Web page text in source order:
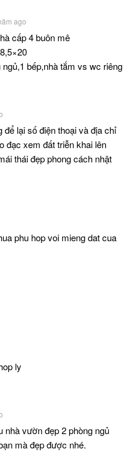
ago
cấp 4 buôn mê
bếp,nhà tắm vs wc riêng
để lại số điện thoại và địa chỉ
đạc xem đất triễn khai lên
thái đẹp phong cách nhật
phu hop voi mieng dat cua
ly
vườn đẹp 2 phòng ngủ
mà đẹp được nhé.